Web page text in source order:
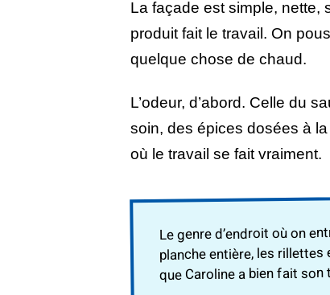
La façade est simple, nette,
produit fait le travail. On
quelque chose de chaud.
L’odeur, d’abord. Celle du
soin, des épices dosées à
où le travail se fait vraiment.
Le genre d’endroit où on
planche entière, les rillettes
que Caroline a bien fait son